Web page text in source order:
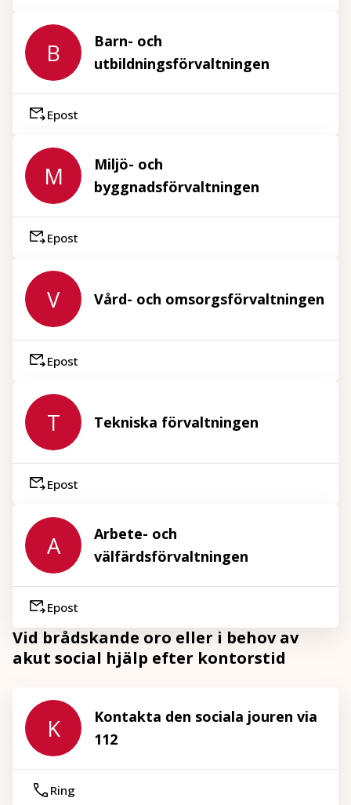
B
Barn- och
utbildningsförvaltningen
Epost
M
Miljö- och
byggnadsförvaltningen
Epost
V Vård- och omsorgsförvaltningen
Epost
T Tekniska förvaltningen
Epost
A
Arbete- och
välfärdsförvaltningen
Epost
Vid brådskande oro eller i behov av
akut social hjälp efter kontorstid
K
Kontakta den sociala jouren via
112
Ring